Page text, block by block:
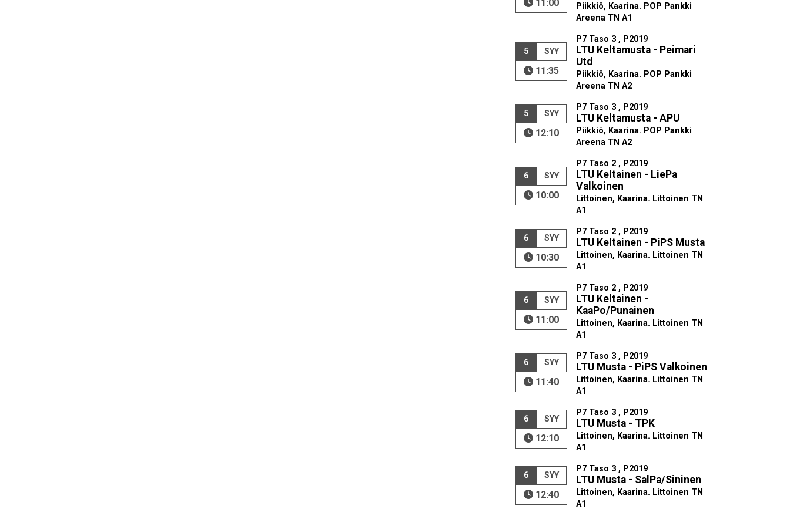
11:00
Piikkiö, Kaarina. POP Pankki
Areena TN A1
5 SYY
11:35
P7 Taso 3 , P2019
LTU Keltamusta - Peimari
Utd
Piikkiö, Kaarina. POP Pankki
Areena TN A2
5 SYY
12:10
P7 Taso 3 , P2019
LTU Keltamusta - APU
Piikkiö, Kaarina. POP Pankki
Areena TN A2
6 SYY
10:00
P7 Taso 2 , P2019
LTU Keltainen - LiePa
Valkoinen
Littoinen, Kaarina. Littoinen TN
A1
6 SYY
10:30
P7 Taso 2 , P2019
LTU Keltainen - PiPS Musta
Littoinen, Kaarina. Littoinen TN
A1
6 SYY
11:00
P7 Taso 2 , P2019
LTU Keltainen -
KaaPo/Punainen
Littoinen, Kaarina. Littoinen TN
A1
6 SYY
11:40
P7 Taso 3 , P2019
LTU Musta - PiPS Valkoinen
Littoinen, Kaarina. Littoinen TN
A1
6 SYY
12:10
P7 Taso 3 , P2019
LTU Musta - TPK
Littoinen, Kaarina. Littoinen TN
A1
6 SYY
12:40
P7 Taso 3 , P2019
LTU Musta - SalPa/Sininen
Littoinen, Kaarina. Littoinen TN
A1